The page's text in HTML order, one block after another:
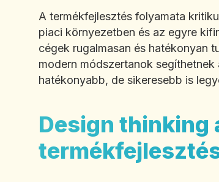
A termékfejlesztés folyamata
piaci környezetben és az egyre
cégek rugalmasan és hatékonyan
modern módszertanok
hatékonyabb, de sikeresebb is
Design thinking